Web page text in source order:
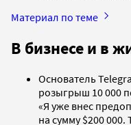
Материал по теме
В бизнесе и в
Основатель
розыгрыш 10 000
«Я уже внес
на сумму $200